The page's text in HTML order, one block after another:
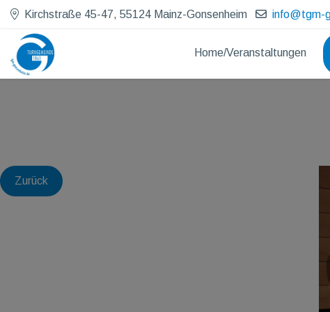
Kirchstraße 45-47, 55124 Mainz-Gonsenheim info@tgm-
Home/Veranstaltungen
Zurück